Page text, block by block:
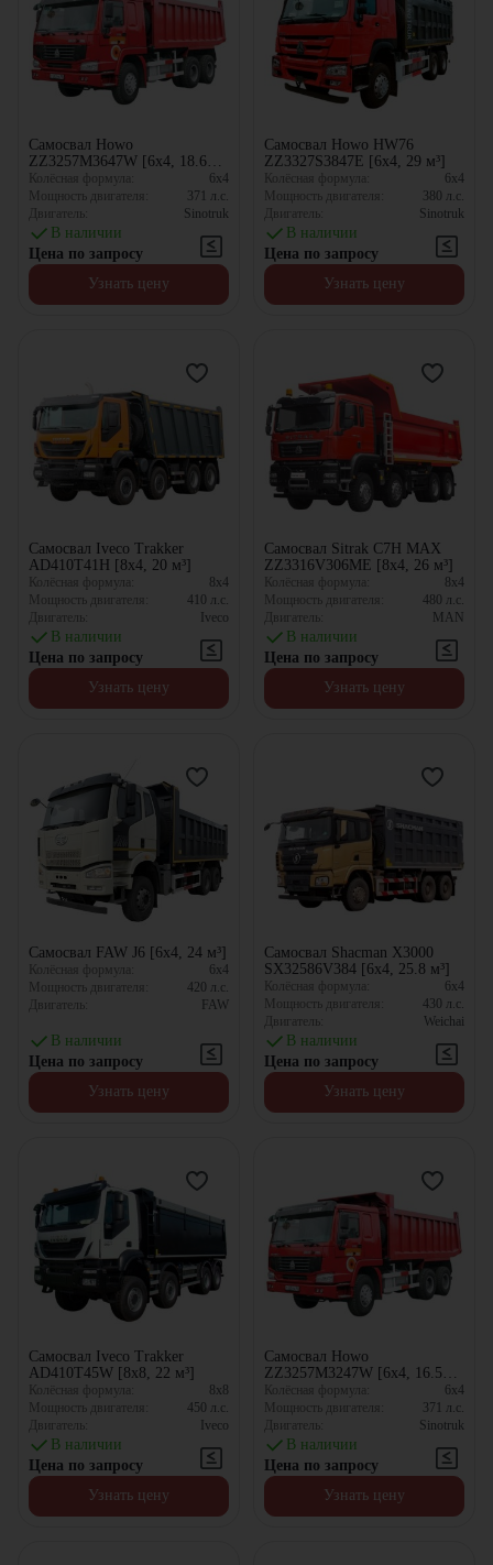
Самосвал Howo
ZZ3257M3647W [6x4, 18.63
м³]
Колёсная формула:
6x4
Мощность двигателя:
371 л.с.
Двигатель:
Sinotruk
В наличии
Цена по запросу
Узнать цену
Самосвал Howo HW76
ZZ3327S3847E [6x4, 29 м³]
Колёсная формула:
6x4
Мощность двигателя:
380 л.с.
Двигатель:
Sinotruk
В наличии
Цена по запросу
Узнать цену
Самосвал Iveco Trakker
AD410T41H [8x4, 20 м³]
Колёсная формула:
8x4
Мощность двигателя:
410 л.с.
Двигатель:
Iveco
В наличии
Цена по запросу
Узнать цену
Самосвал Sitrak C7H MAX
ZZ3316V306ME [8x4, 26 м³]
Колёсная формула:
8x4
Мощность двигателя:
480 л.с.
Двигатель:
MAN
В наличии
Цена по запросу
Узнать цену
Самосвал FAW J6 [6x4, 24 м³]
Колёсная формула:
6x4
Мощность двигателя:
420 л.с.
Двигатель:
FAW
В наличии
Цена по запросу
Узнать цену
Самосвал Shacman X3000
SX32586V384 [6x4, 25.8 м³]
Колёсная формула:
6x4
Мощность двигателя:
430 л.с.
Двигатель:
Weichai
В наличии
Цена по запросу
Узнать цену
Самосвал Iveco Trakker
AD410T45W [8x8, 22 м³]
Колёсная формула:
8x8
Мощность двигателя:
450 л.с.
Двигатель:
Iveco
В наличии
Цена по запросу
Узнать цену
Самосвал Howo
ZZ3257M3247W [6x4, 16.5
м³]
Колёсная формула:
6x4
Мощность двигателя:
371 л.с.
Двигатель:
Sinotruk
В наличии
Цена по запросу
Узнать цену